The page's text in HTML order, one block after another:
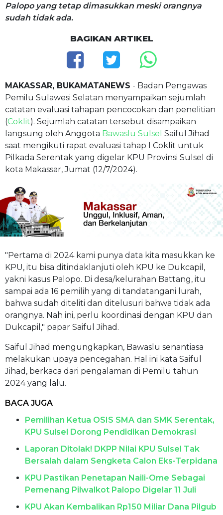
Palopo yang tetap dimasukkan meski orangnya
sudah tidak ada.
BAGIKAN ARTIKEL
MAKASSAR, BUKAMATANEWS - Badan Pengawas
Pemilu Sulawesi Selatan menyampaikan sejumlah
catatan evaluasi tahapan pencocokan dan penelitian
(Coklit). Sejumlah catatan tersebut disampaikan
langsung oleh Anggota Bawaslu Sulsel Saiful Jihad
saat mengikuti rapat evaluasi tahap I Coklit untuk
Pilkada Serentak yang digelar KPU Provinsi Sulsel di
kota Makassar, Jumat (12/7/2024).
"Pertama di 2024 kami punya data kita masukkan ke
KPU, itu bisa ditindaklanjuti oleh KPU ke Dukcapil,
yakni kasus Palopo. Di desa/kelurahan Battang, itu
sampai ada 16 pemilih yang di tandatangani lurah,
bahwa sudah diteliti dan ditelusuri bahwa tidak ada
orangnya. Nah ini, perlu koordinasi dengan KPU dan
Dukcapil," papar Saiful Jihad.
Saiful Jihad mengungkapkan, Bawaslu senantiasa
melakukan upaya pencegahan. Hal ini kata Saiful
Jihad, berkaca dari pengalaman di Pemilu tahun
2024 yang lalu.
BACA JUGA
Pemilihan Ketua OSIS SMA dan SMK Serentak,
KPU Sulsel Dorong Pendidikan Demokrasi
Laporan Ditolak! DKPP Nilai KPU Sulsel Tak
Bersalah dalam Sengketa Calon Eks-Terpidana
KPU Pastikan Penetapan Naili-Ome Sebagai
Pemenang Pilwalkot Palopo Digelar 11 Juli
KPU Akan Kembalikan Rp150 Miliar Dana Pilgub